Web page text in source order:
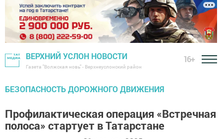
ВЕРХНИЙ УСЛОН НОВОСТИ
Газета "Волжская новь" - Верхнеуслонский район
16+
БЕЗОПАСНОСТЬ ДОРОЖНОГО ДВИЖЕНИЯ
Профилактическая операция «Встречная
полоса» стартует в Татарстане